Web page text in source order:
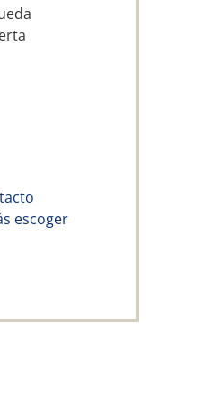
escoger